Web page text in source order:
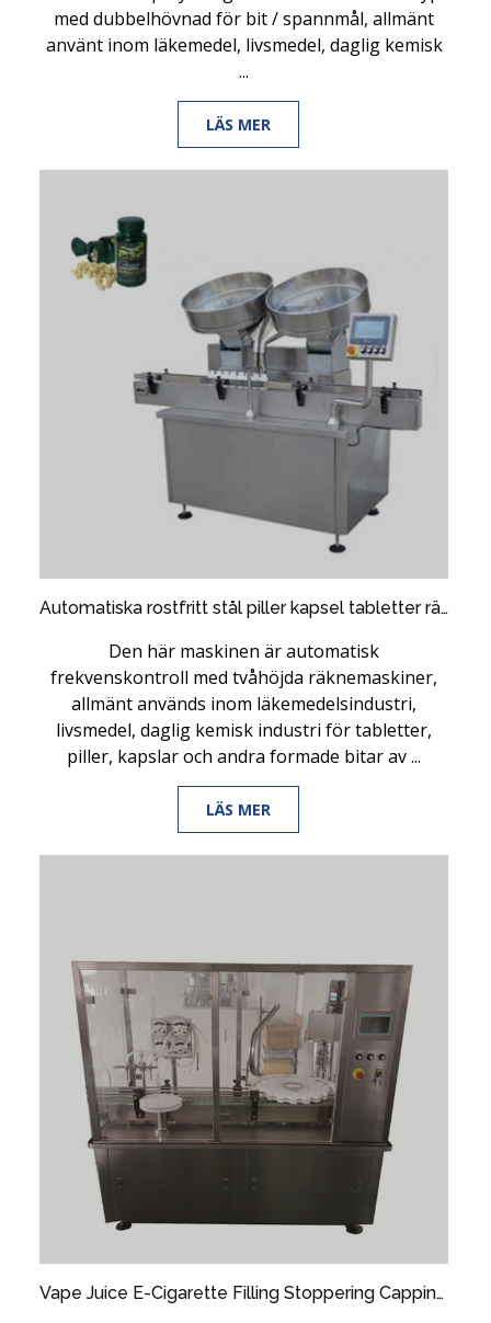
med dubbelhövnad för bit / spannmål, allmänt
använt inom läkemedel, livsmedel, daglig kemisk
...
LÄS MER
Automatiska rostfritt stål piller kapsel tabletter räknar fyllningsmaskin
Den här maskinen är automatisk
frekvenskontroll med tvåhöjda räknemaskiner,
allmänt används inom läkemedelsindustri,
livsmedel, daglig kemisk industri för tabletter,
piller, kapslar och andra formade bitar av ...
LÄS MER
Vape Juice E-Cigarette Filling Stoppering Capping Machine